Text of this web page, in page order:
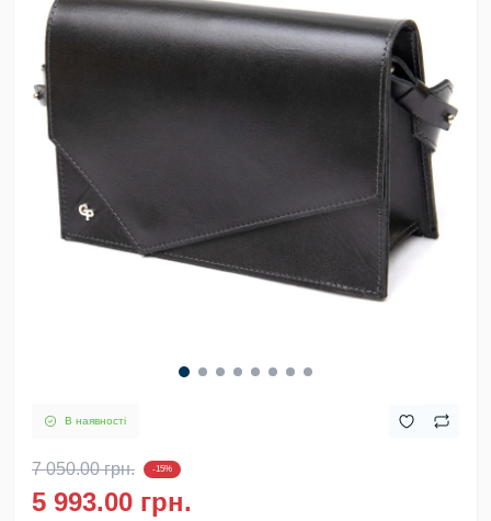
В наявності
7 050.00 грн. -15%
5 993.00 грн.